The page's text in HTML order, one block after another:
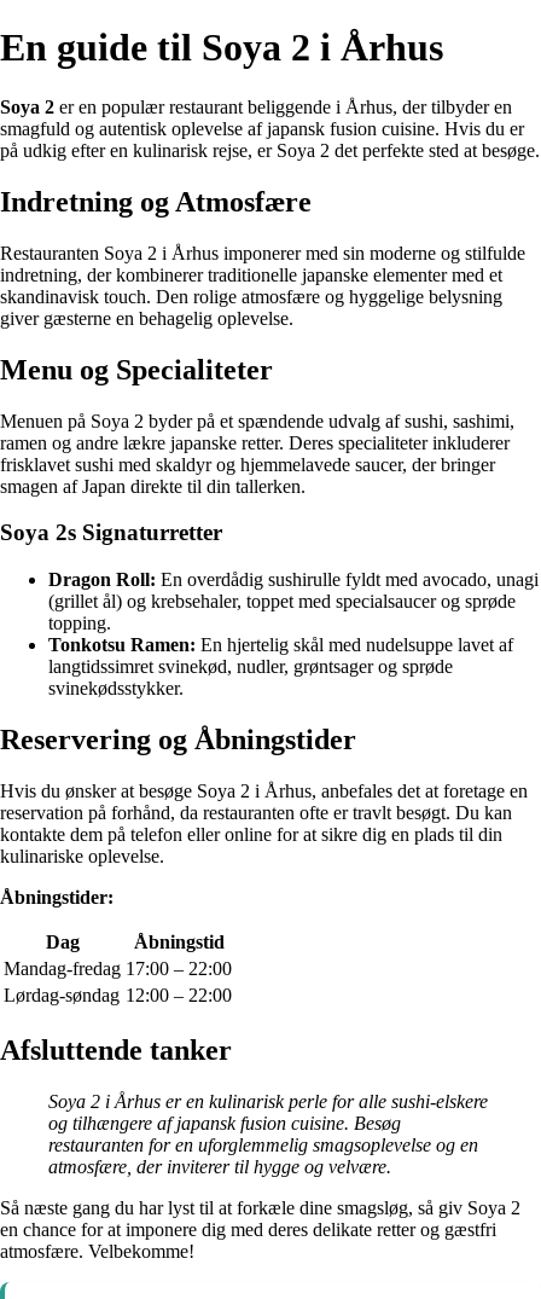
En guide til Soya 2 i Århus
Soya 2 er en populær restaurant beliggende i Århus, der tilbyder en
smagfuld og autentisk oplevelse af japansk fusion cuisine. Hvis du er
på udkig efter en kulinarisk rejse, er Soya 2 det perfekte sted at besøge.
Indretning og Atmosfære
Restauranten Soya 2 i Århus imponerer med sin moderne og stilfulde
indretning, der kombinerer traditionelle japanske elementer med et
skandinavisk touch. Den rolige atmosfære og hyggelige belysning
giver gæsterne en behagelig oplevelse.
Menu og Specialiteter
Menuen på Soya 2 byder på et spændende udvalg af sushi, sashimi,
ramen og andre lækre japanske retter. Deres specialiteter inkluderer
frisklavet sushi med skaldyr og hjemmelavede saucer, der bringer
smagen af Japan direkte til din tallerken.
Soya 2s Signaturretter
Dragon Roll: En overdådig sushirulle fyldt med avocado, unagi
(grillet ål) og krebsehaler, toppet med specialsaucer og sprøde
topping.
Tonkotsu Ramen: En hjertelig skål med nudelsuppe lavet af
langtidssimret svinekød, nudler, grøntsager og sprøde
svinekødsstykker.
Reservering og Åbningstider
Hvis du ønsker at besøge Soya 2 i Århus, anbefales det at foretage en
reservation på forhånd, da restauranten ofte er travlt besøgt. Du kan
kontakte dem på telefon eller online for at sikre dig en plads til din
kulinariske oplevelse.
Åbningstider:
Dag
Åbningstid
Mandag-fredag 17:00 – 22:00
Lørdag-søndag 12:00 – 22:00
Afsluttende tanker
Soya 2 i Århus er en kulinarisk perle for alle sushi-elskere
og tilhængere af japansk fusion cuisine. Besøg
restauranten for en uforglemmelig smagsoplevelse og en
atmosfære, der inviterer til hygge og velvære.
Så næste gang du har lyst til at forkæle dine smagsløg, så giv Soya 2
en chance for at imponere dig med deres delikate retter og gæstfri
atmosfære. Velbekomme!